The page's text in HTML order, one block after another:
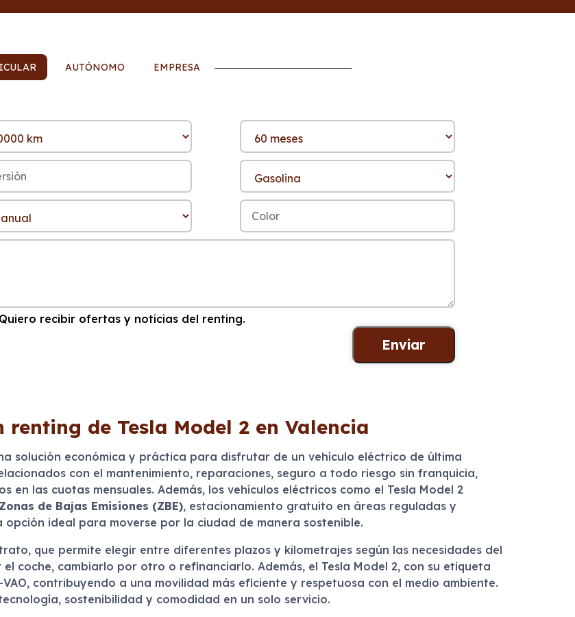
AUTÓNOMO EMPRESA
Quiero recibir ofertas y noticias del renting.
renting de Tesla Model 2 en Valencia
solución económica y práctica para disfrutar de un vehículo eléctrico de última
con el mantenimiento, reparaciones, seguro a todo riesgo sin franquicia,
en las cuotas mensuales. Además, los vehículos eléctricos como el Tesla Model 2
Zonas de Bajas Emisiones (ZBE), estacionamiento gratuito en áreas reguladas y
opción ideal para moverse por la ciudad de manera sostenible.
que permite elegir entre diferentes plazos y kilometrajes según las necesidades del
coche, cambiarlo por otro o refinanciarlo. Además, el Tesla Model 2, con su etiqueta
contribuyendo a una movilidad más eficiente y respetuosa con el medio ambiente.
sostenibilidad y comodidad en un solo servicio.